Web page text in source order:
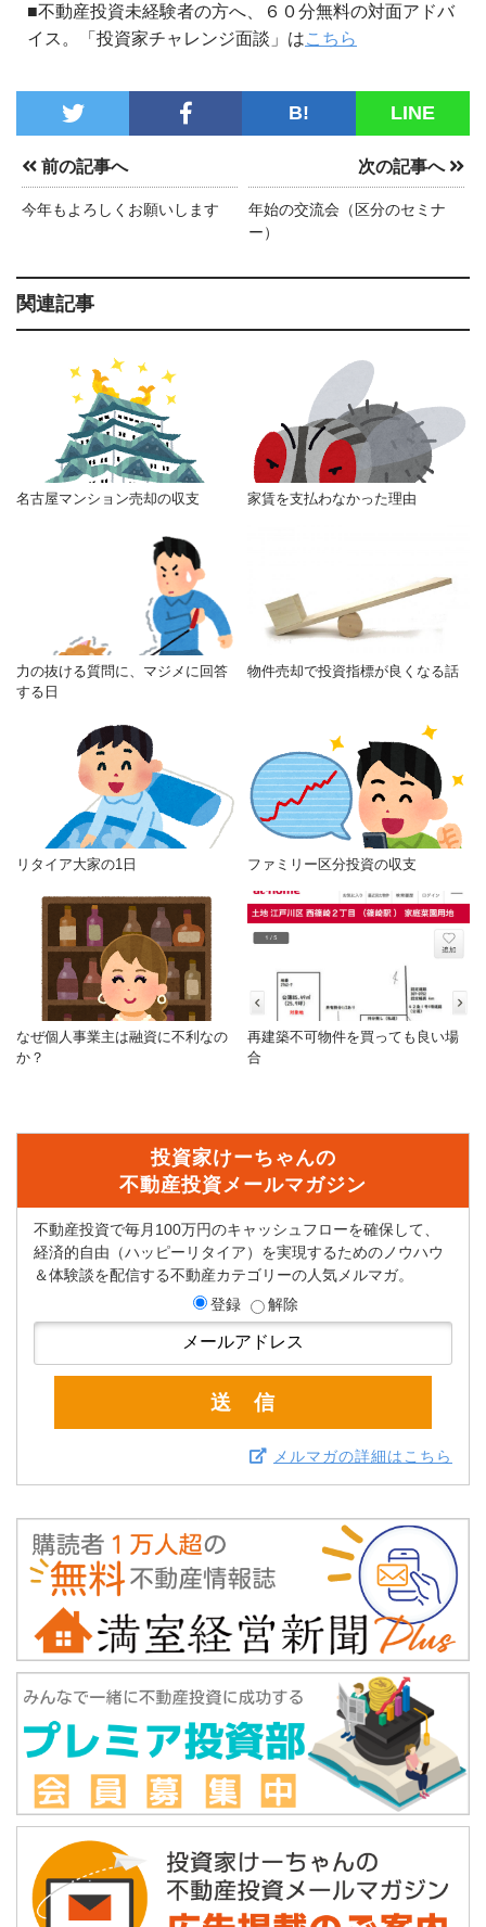
■不動産投資未経験者の方へ、６０分無料の対面アドバ
イス。「投資家チャレンジ面談」はこちら
B! LINE
前の記事へ
今年もよろしくお願いします
次の記事へ
年始の交流会（区分のセミナ
ー）
関連記事
名古屋マンション売却の収支 家賃を支払わなかった理由
力の抜ける質問に、マジメに回答
する日
物件売却で投資指標が良くなる話
リタイア大家の1日 ファミリー区分投資の収支
なぜ個人事業主は融資に不利なの
か？
再建築不可物件を買っても良い場
合
投資家けーちゃんの
不動産投資メールマガジン
不動産投資で毎月100万円のキャッシュフローを確保して、
経済的自由（ハッピーリタイア）を実現するためのノウハウ
＆体験談を配信する不動産カテゴリーの人気メルマガ。
登録
解除
メルマガの詳細はこちら